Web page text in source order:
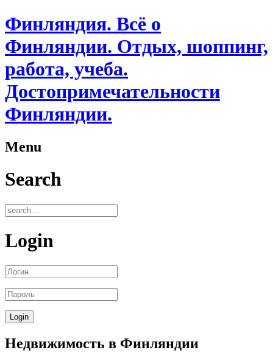
Финляндия. Всё о
Финляндии. Отдых, шоппинг,
работа, учеба.
Достопримечательности
Финляндии.
Menu
Search
Login
Недвижимость в Финляндии